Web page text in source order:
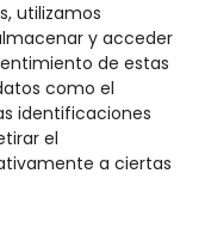
utilizamos
y acceder
de estas
como el
identificaciones
el
a ciertas